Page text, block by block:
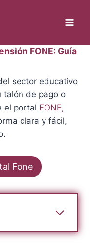
FONE: Guía
sector educativo
talón de pago o
el portal FONE,
clara y fácil,
Fone